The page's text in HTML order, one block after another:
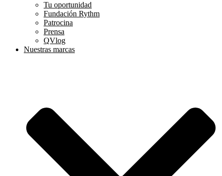
Tu oportunidad
Fundación Rythm
Patrocina
Prensa
QVlog
Nuestras marcas